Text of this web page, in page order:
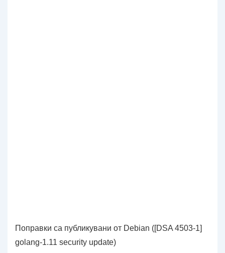
Поправки са публикувани от Debian ([DSA 4503-1]
golang-1.11 security update)